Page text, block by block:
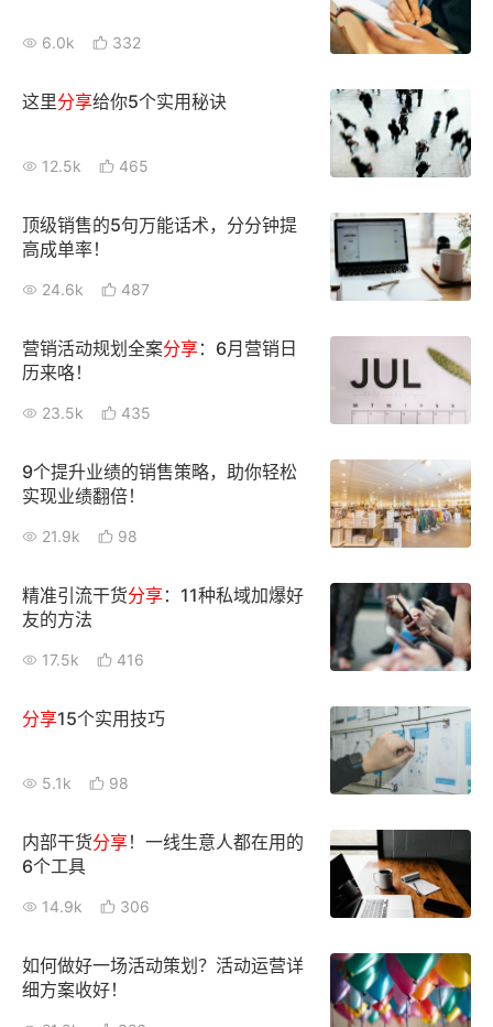
6.0k 332
这里分享给你5个实用秘诀
12.5k 465
顶级销售的5句万能话术，分分钟提
高成单率！
24.6k 487
营销活动规划全案分享：6月营销日
历来咯！
23.5k 435
9个提升业绩的销售策略，助你轻松
实现业绩翻倍！
21.9k 98
精准引流干货分享：11种私域加爆好
友的方法
17.5k 416
分享15个实用技巧
5.1k 98
内部干货分享！一线生意人都在用的
6个工具
14.9k 306
如何做好一场活动策划？活动运营详
细方案收好！